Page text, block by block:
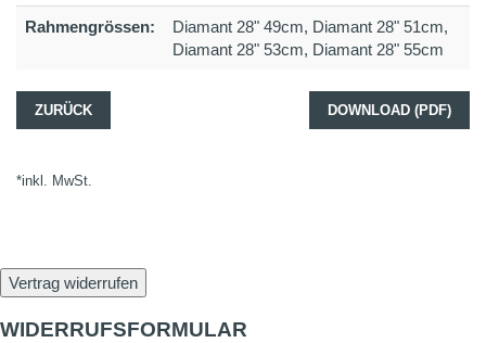
Rahmengrössen:
Diamant 28" 49cm, Diamant 28" 51cm,
Diamant 28" 53cm, Diamant 28" 55cm
ZURÜCK DOWNLOAD (PDF)
*inkl. MwSt.
Vertrag widerrufen
WIDERRUFSFORMULAR